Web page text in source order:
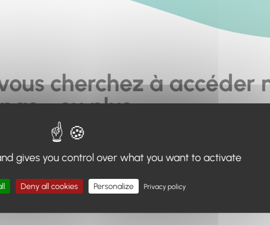
cherchez à accéder
ou plus.
en haut de page, ou à utiliser le menu pour trouver le contenu
Retour à l'accueil
gives you control over what you want to activate
Deny all cookies Personalize Privacy policy